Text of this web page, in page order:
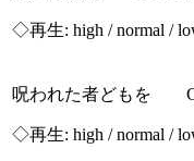
◇再生: high / normal /
呪われた者どもを
◇再生: high / normal /